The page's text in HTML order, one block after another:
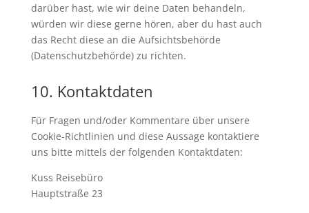
darüber hast, wie wir deine Daten behandeln,
würden wir diese gerne hören, aber du hast auch
das Recht diese an die Aufsichtsbehörde
(Datenschutzbehörde) zu richten.
10. Kontaktdaten
Für Fragen und/oder Kommentare über unsere
Cookie-Richtlinien und diese Aussage kontaktiere
uns bitte mittels der folgenden Kontaktdaten:
Kuss Reisebüro
Hauptstraße 23